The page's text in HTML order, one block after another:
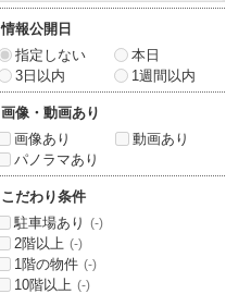
情報公開日
指定しない
本日
3日以内
1週間以内
画像・動画あり
画像あり
動画あり
パノラマあり
こだわり条件
駐車場あり
(-)
2階以上 (-)
1階の物件 (-)
10階以上 (-)